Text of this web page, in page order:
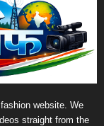
website. We
straight from the